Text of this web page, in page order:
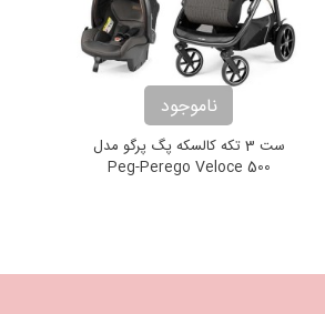
ناموجود
ست 3 تکه کالسکه پگ پرگو مدل
Peg-Perego Veloce 500